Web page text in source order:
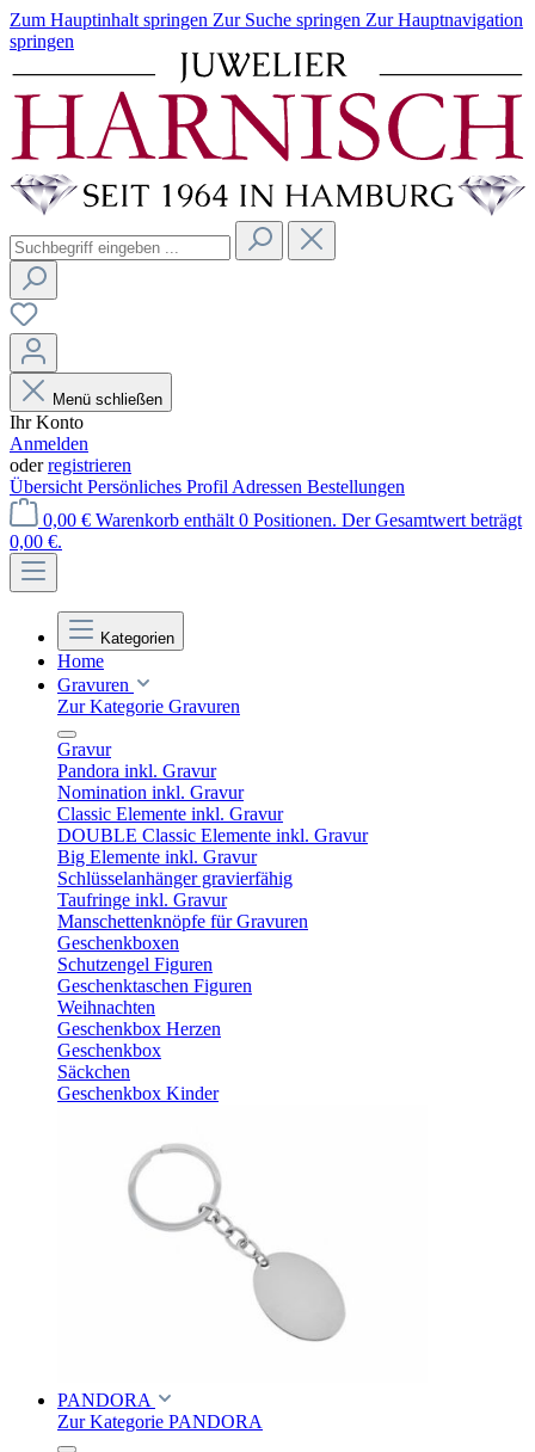
Zum Hauptinhalt springen Zur Suche springen Zur Hauptnavigation
springen
Menü schließen
Ihr Konto
Anmelden
oderregistrieren
Übersicht Persönliches Profil Adressen Bestellungen
0,00 € Warenkorb enthält 0 Positionen. Der Gesamtwert beträgt
0,00 €.
Kategorien
Home
Gravuren
Zur Kategorie Gravuren
Gravur
Pandora inkl. Gravur
Nomination inkl. Gravur
Classic Elemente inkl. Gravur
DOUBLE Classic Elemente inkl. Gravur
Big Elemente inkl. Gravur
Schlüsselanhänger gravierfähig
Taufringe inkl. Gravur
Manschettenknöpfe für Gravuren
Geschenkboxen
Schutzengel Figuren
Geschenktaschen Figuren
Weihnachten
Geschenkbox Herzen
Geschenkbox
Säckchen
Geschenkbox Kinder
PANDORA
Zur Kategorie PANDORA